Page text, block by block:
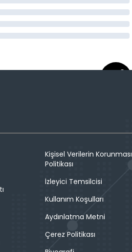
Kişisel Verilerin Korunması
Politikası
İzleyici Temsilcisi
Kullanım Koşulları
Aydınlatma Metni
Çerez Politikası